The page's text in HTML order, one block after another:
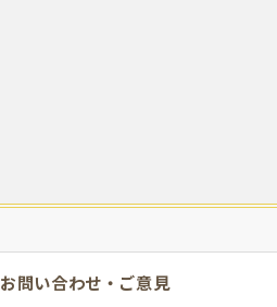
お問い合わせ・ご意見